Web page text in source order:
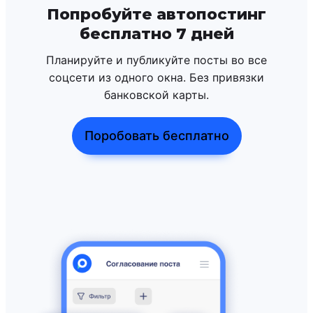
Попробуйте автопостинг
бесплатно 7 дней
Планируйте и публикуйте посты во все
соцсети из одного окна. Без привязки
банковской карты.
Поробовать бесплатно